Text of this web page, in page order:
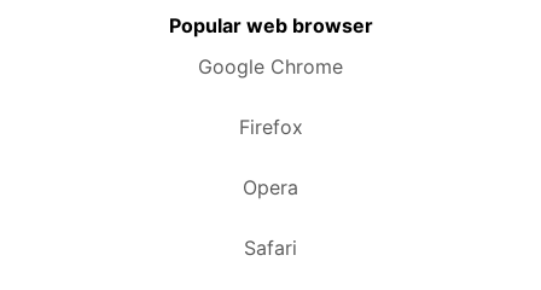
Popular web browser
Google Chrome
Firefox
Opera
Safari